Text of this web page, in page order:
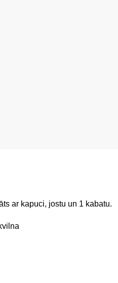
ar kapuci, jostu un 1 kabatu.